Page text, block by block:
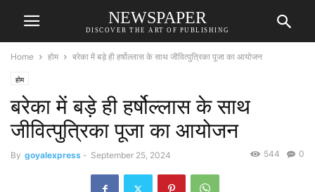
NEWSPAPER
DISCOVER THE ART OF PUBLISHING
Home होम बरेका में बड़े ही हर्षोल्लास के साथ जीवित्पुत्रिका पूजा का आयोजन
होम
बरेका में बड़े ही हर्षोल्लास के साथ
जीवित्पुत्रिका पूजा का आयोजन
By goyalexpress - September 25, 2024 0
544